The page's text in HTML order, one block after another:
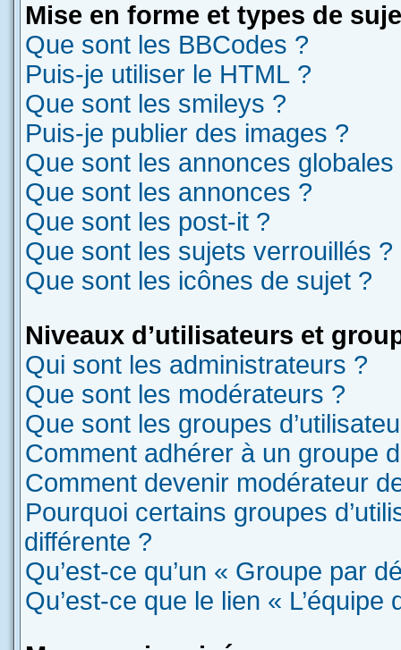
Mise en forme et types de
Que sont les BBCodes ?
Puis-je utiliser le HTML ?
Que sont les smileys ?
Puis-je publier des images ?
Que sont les annonces globales
Que sont les annonces ?
Que sont les post-it ?
Que sont les sujets verrouillés ?
Que sont les icônes de sujet ?
Niveaux d’utilisateurs et
Qui sont les administrateurs ?
Que sont les modérateurs ?
Que sont les groupes
Comment adhérer à un groupe
Comment devenir modérateur
Pourquoi certains groupes
différente ?
Qu’est-ce qu’un « Groupe par
Qu’est-ce que le lien « L’équipe